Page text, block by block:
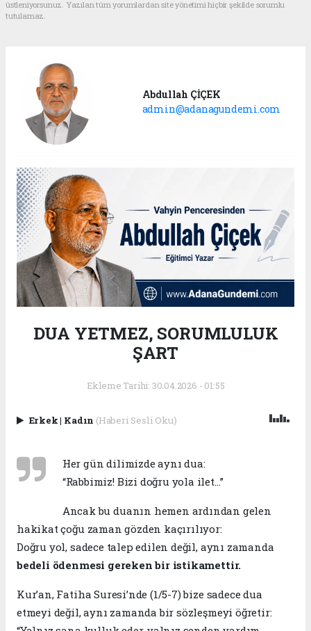
üstleniyorsunuz. Yazılan tüm yorumlardan site yönetimi hiçbir şekilde sorumlu
tutulamaz.
Abdullah ÇİÇEK
admin@adanagundemi.com
DUA YETMEZ, SORUMLULUK
ŞART
Ekleme Tarihi: 30.04.2026 - 01:55
Erkek| Kadın (Haberi Sesli Oku)
Her gün dilimizde aynı dua:
“Rabbimiz! Bizi doğru yola ilet…”
Ancak bu duanın hemen ardından gelen
hakikat çoğu zaman gözden kaçırılıyor:
Doğru yol, sadece talep edilen değil, aynı zamanda
bedeli ödenmesi gereken bir istikamettir.
Kur’an, Fatiha Suresi’nde (1/5-7) bize sadece dua
etmeyi değil, aynı zamanda bir sözleşmeyi öğretir: